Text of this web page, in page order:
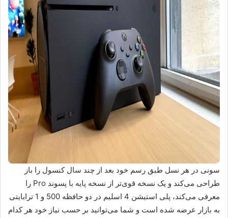
سونی در هر نسل طبق رسم خود بعد از چند سال کنسول را باز
طراحی می‌کند و یک نسخه قوی‌تر از نسخه پایه با پسوند Pro را
معرفی می‌کند، پلی استیشن 4 اسلیم در دو حافظه 500 و 1 ترابایتی
به بازار عرضه شده است و شما می‌توانید بر حسب نیاز خود هر کدام